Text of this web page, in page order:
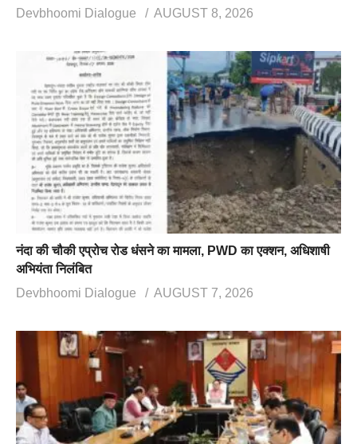
Devbhoomi Dialogue
AUGUST 8, 2026
नंदा की चौकी एप्रोच रोड धंसने का मामला, PWD का एक्शन, अधिशाषी
अभियंता निलंबित
Devbhoomi Dialogue
AUGUST 7, 2026